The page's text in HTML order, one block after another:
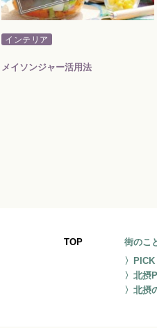
インテリア
メイソンジャー活用法
TOP
街のこ
〉
〉北摂
〉北摂